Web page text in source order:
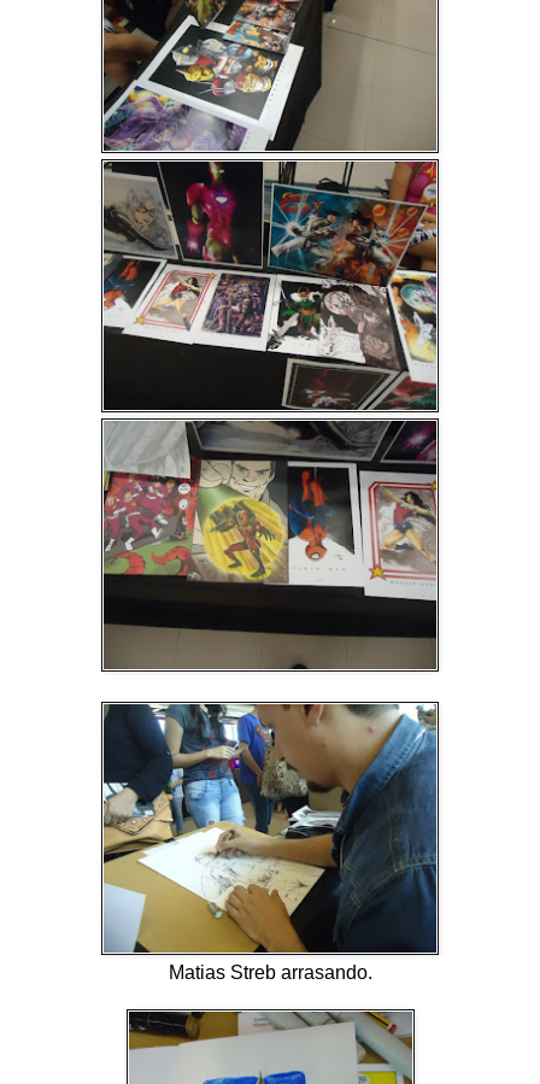
Matias Streb arrasando.